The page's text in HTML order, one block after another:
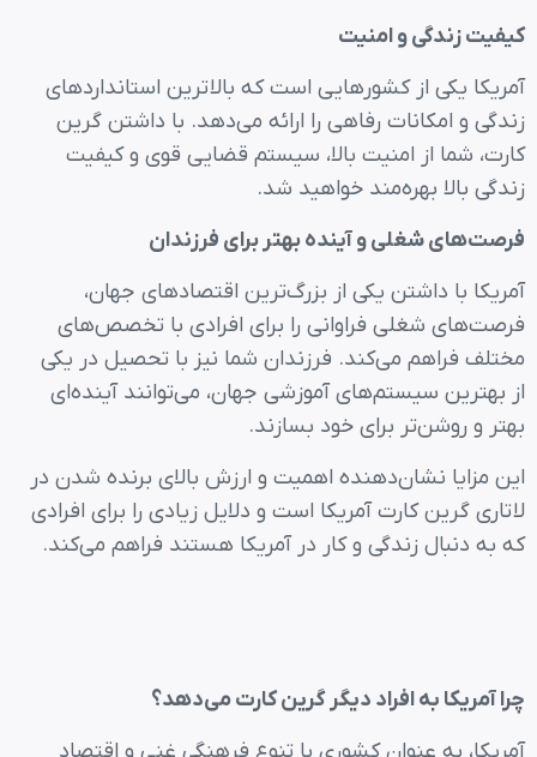
کیفیت زندگی و امنیت
آمریکا یکی از کشورهایی است که بالاترین استانداردهای
زندگی و امکانات رفاهی را ارائه می‌دهد. با داشتن گرین
کارت، شما از امنیت بالا، سیستم قضایی قوی و کیفیت
زندگی بالا بهره‌مند خواهید شد.
فرصت‌های شغلی و آینده بهتر برای فرزندان
آمریکا با داشتن یکی از بزرگ‌ترین اقتصادهای جهان،
فرصت‌های شغلی فراوانی را برای افرادی با تخصص‌های
مختلف فراهم می‌کند. فرزندان شما نیز با تحصیل در یکی
از بهترین سیستم‌های آموزشی جهان، می‌توانند آینده‌ای
بهتر و روشن‌تر برای خود بسازند.
این مزایا نشان‌دهنده اهمیت و ارزش بالای برنده شدن در
لاتاری گرین کارت آمریکا است و دلایل زیادی را برای افرادی
که به دنبال زندگی و کار در آمریکا هستند فراهم می‌کند.
چرا آمریکا به افراد دیگر گرین کارت می‌دهد؟